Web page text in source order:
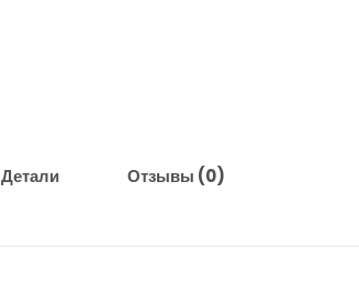
Детали Отзывы (0)